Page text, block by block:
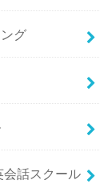
グ
会話スクール